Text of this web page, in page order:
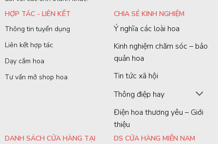
HỢP TÁC - LIÊN KẾT
Thông tin tuyển dụng
Liên kết hợp tác
Dạy cắm hoa
Tư vấn mở shop hoa
CHIA SẺ KINH NGHIỆM
Ý nghĩa các loài hoa
Kinh nghiệm chăm sóc – bảo
quản hoa
Tin tức xã hội
Thông điệp hay
Điện hoa thương yêu – Giới
thiệu
DANH SÁCH CỬA HÀNG TẠI
DS CỬA HÀNG MIỀN NAM